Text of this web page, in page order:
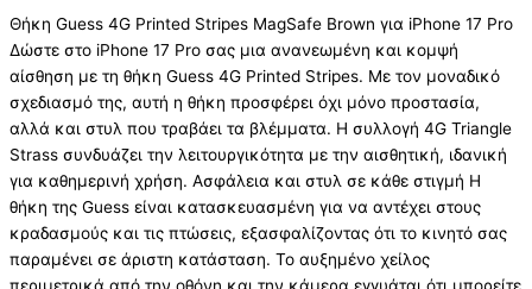
Θήκη Guess 4G Printed Stripes MagSafe Brown για iPhone 17 Pro
Δώστε στο iPhone 17 Pro σας μια ανανεωμένη και κομψή
αίσθηση με τη θήκη Guess 4G Printed Stripes. Με τον μοναδικό
σχεδιασμό της, αυτή η θήκη προσφέρει όχι μόνο προστασία,
αλλά και στυλ που τραβάει τα βλέμματα. Η συλλογή 4G Triangle
Strass συνδυάζει την λειτουργικότητα με την αισθητική, ιδανική
για καθημερινή χρήση. Ασφάλεια και στυλ σε κάθε στιγμή Η
θήκη της Guess είναι κατασκευασμένη για να αντέχει στους
κραδασμούς και τις πτώσεις, εξασφαλίζοντας ότι το κινητό σας
παραμένει σε άριστη κατάσταση. Το αυξημένο χείλος